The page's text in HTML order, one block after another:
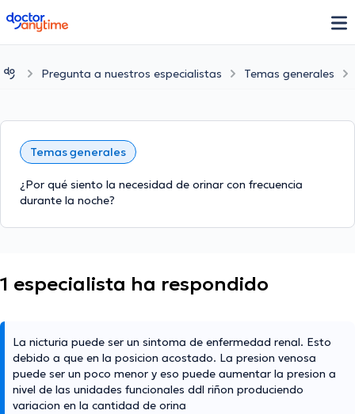
doctoranytime
Pregunta a nuestros especialistas Temas generales
Temas generales
¿Por qué siento la necesidad de orinar con frecuencia
durante la noche?
1 especialista ha respondido
La nicturia puede ser un sintoma de enfermedad renal. Esto
debido a que en la posicion acostado. La presion venosa
puede ser un poco menor y eso puede aumentar la presion a
nivel de las unidades funcionales ddl riñon produciendo
variacion en la cantidad de orina